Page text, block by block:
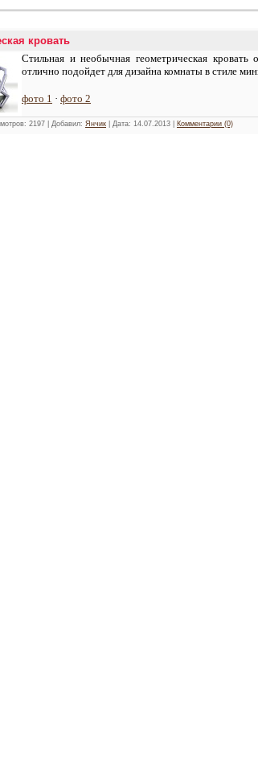
кровать
Стильная и необычная геометрическая
отлично подойдет для дизайна комнаты в стиле
фото 1 · фото 2
2197 | Добавил: Янчик | Дата: 14.07.2013 Комментарии (0)